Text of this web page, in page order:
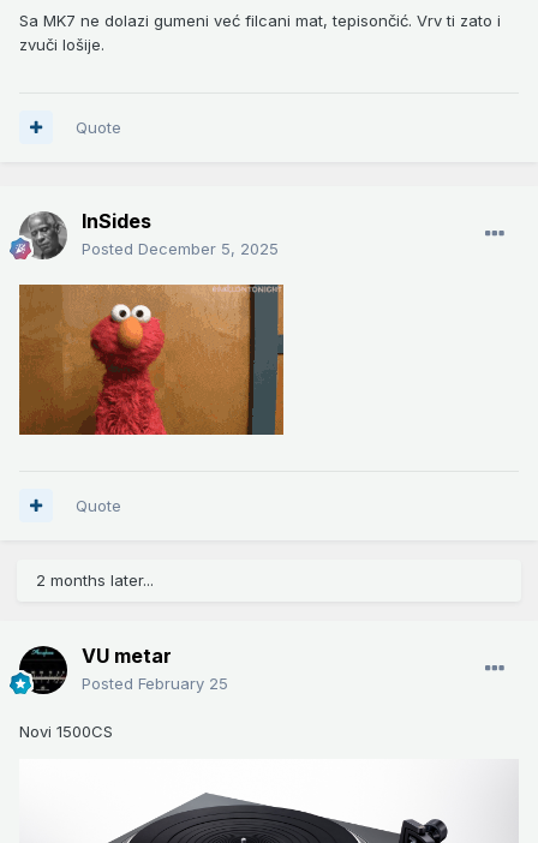
Sa MK7 ne dolazi gumeni već filcani mat, tepisončić. Vrv ti zato i
zvuči lošije.
Quote
InSides
Posted December 5, 2025
Quote
2 months later...
VU metar
Posted February 25
Novi 1500CS